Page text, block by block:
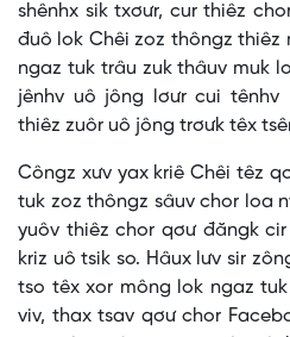
shênhx sik txơưr, cur thiêz
đuô lok Chêi zoz thôngz thiêz
ngaz tuk trâu zuk thâuv muk
jênhv uô jông lơưr cui
thiêz zuôr uô jông trơưk têx
Côngz xưv yax kriê Chêi têz
tuk zoz thôngz sâuv chor loa
yuôv thiêz chor qơư đăngk
kriz uô tsik so. Hâux lưv sir
tso têx xor mông lok ngaz
viv, thax tsav qơư chor